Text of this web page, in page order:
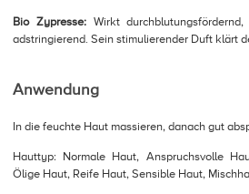
Bio Zypresse:Wirkt
adstringierend. Sein stimulierender Duft klärt
Anwendung
In die feuchte Haut massieren, danach gut
Hauttyp: Normale Haut, Anspruchsvolle
Ölige Haut, Reife Haut, Sensible Haut,